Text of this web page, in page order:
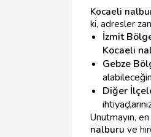
Kocaeli
ki, adresler
İzmit
Kocaeli
Gebze
Diğer
Unutmayın,
nalburu ve